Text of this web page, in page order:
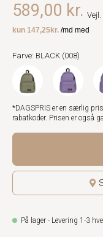
589,00 kr.
Farve: BLACK (008)
*DAGSPRIS er en særlig
rabatkoder. Prisen er også
På lager - Levering 1-3